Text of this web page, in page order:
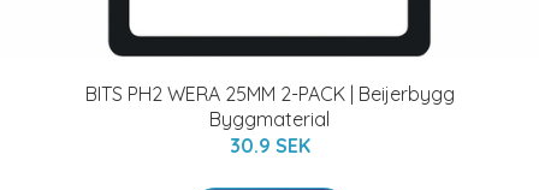
BITS PH2 WERA 25MM 2-PACK | Beijerbygg
Byggmaterial
30.9 SEK